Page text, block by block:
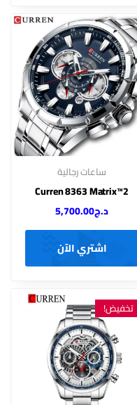
ساعات رجالية
Curren 8363 Matrix™2
د.ج5,700.00
اشتري الآن
تخفيض!